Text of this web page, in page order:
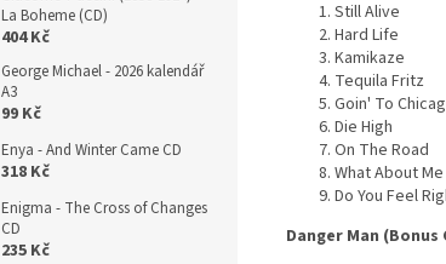
La Boheme (CD)
404 Kč
George Michael - 2026 kalendář
A3
99 Kč
Enya - And Winter Came CD
318 Kč
Enigma - The Cross of Changes
CD
235 Kč
Still Alive
Hard Life
Kamikaze
Tequila Fritz
Goin' To
Die High
On The Road
What About Me
Do You Feel
Danger Man (Bonus